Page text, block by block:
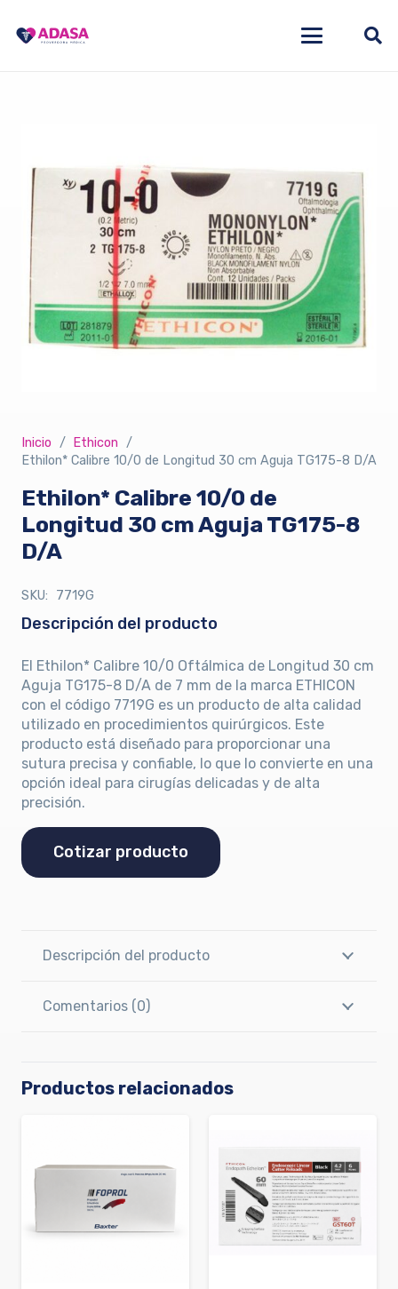
Inicio / Ethicon /
Ethilon* Calibre 10/0 de Longitud 30 cm Aguja TG175-8 D/A
Ethilon* Calibre 10/0 de
Longitud 30 cm Aguja TG175-8
D/A
SKU: 7719G
Descripción del producto
El Ethilon* Calibre 10/0 Oftálmica de Longitud 30 cm
Aguja TG175-8 D/A de 7 mm de la marca ETHICON
con el código 7719G es un producto de alta calidad
utilizado en procedimientos quirúrgicos. Este
producto está diseñado para proporcionar una
sutura precisa y confiable, lo que lo convierte en una
opción ideal para cirugías delicadas y de alta
precisión.
Cotizar producto
Descripción del producto
Comentarios (0)
Productos relacionados